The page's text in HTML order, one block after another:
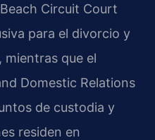
Circuit Court
para el divorcio y
que el
Domestic Relations
de custodia y
residen en